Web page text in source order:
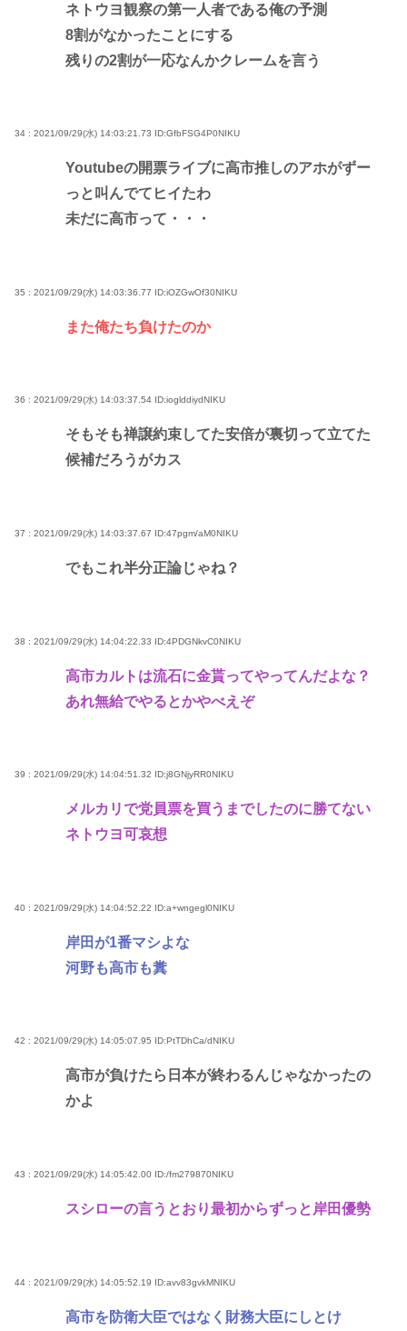
ネトウヨ観察の第一人者である俺の予測
8割がなかったことにする
残りの2割が一応なんかクレームを言う
34 : 2021/09/29(水) 14:03:21.73 ID:GfbFSG4P0NIKU
Youtubeの開票ライブに高市推しのアホがずー
っと叫んでてヒイたわ
未だに高市って・・・
35 : 2021/09/29(水) 14:03:36.77 ID:iOZGwOf30NIKU
また俺たち負けたのか
36 : 2021/09/29(水) 14:03:37.54 ID:ioglddiydNIKU
そもそも禅譲約束してた安倍が裏切って立てた
候補だろうがカス
37 : 2021/09/29(水) 14:03:37.67 ID:47pgm/aM0NIKU
でもこれ半分正論じゃね？
38 : 2021/09/29(水) 14:04:22.33 ID:4PDGNkvC0NIKU
高市カルトは流石に金貰ってやってんだよな？
あれ無給でやるとかやべえぞ
39 : 2021/09/29(水) 14:04:51.32 ID:j8GNjyRR0NIKU
メルカリで党員票を買うまでしたのに勝てない
ネトウヨ可哀想
40 : 2021/09/29(水) 14:04:52.22 ID:a+wngegl0NIKU
岸田が1番マシよな
河野も高市も糞
42 : 2021/09/29(水) 14:05:07.95 ID:PtTDhCa/dNIKU
高市が負けたら日本が終わるんじゃなかったの
かよ
43 : 2021/09/29(水) 14:05:42.00 ID:/fm279870NIKU
スシローの言うとおり最初からずっと岸田優勢
44 : 2021/09/29(水) 14:05:52.19 ID:avv83gvkMNIKU
高市を防衛大臣ではなく財務大臣にしとけ